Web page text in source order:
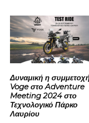
Δυναμική η
Voge στο Adventure
Meeting 2024 στο
Τεχνολογικό Πάρκο
Λαυρίου